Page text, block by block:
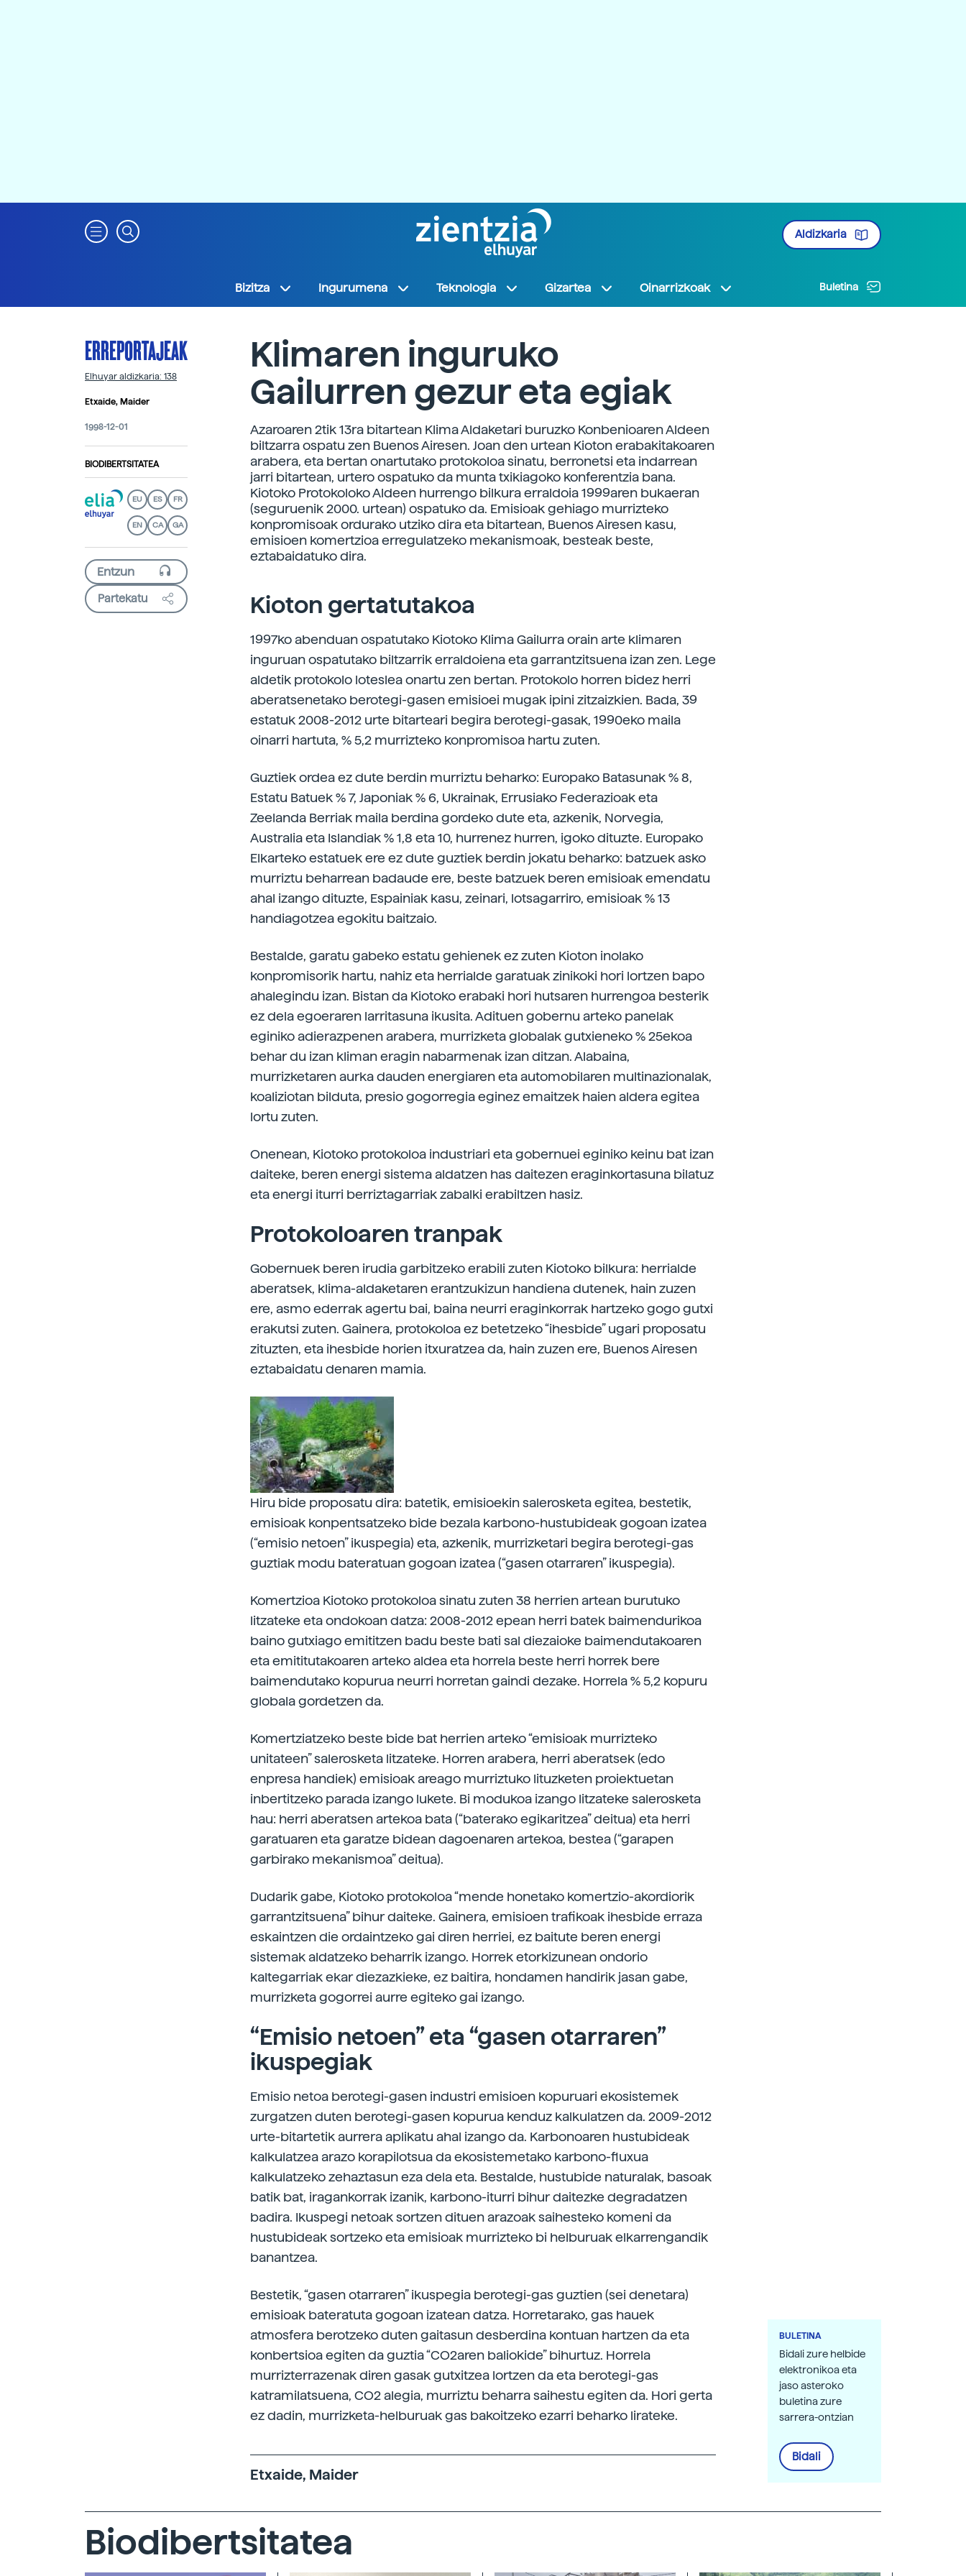
Aldizkaria
Bizitza Ingurumena Teknologia Gizartea Oinarrizkoak Buletina
ERREPORTAJEAK
Elhuyar aldizkaria: 138
Etxaide, Maider
1998-12-01
BIODIBERTSITATEA
EU ES FR
EN CA GA
Partekatu
Klimaren inguruko
Gailurren gezur eta egiak
Azaroaren 2tik 13ra bitartean Klima Aldaketari buruzko Konbenioaren Aldeen
biltzarra ospatu zen Buenos Airesen. Joan den urtean Kioton erabakitakoaren
arabera, eta bertan onartutako protokoloa sinatu, berronetsi eta indarrean
jarri bitartean, urtero ospatuko da munta txikiagoko konferentzia bana.
Kiotoko Protokoloko Aldeen hurrengo bilkura erraldoia 1999aren bukaeran
(seguruenik 2000. urtean) ospatuko da. Emisioak gehiago murrizteko
konpromisoak ordurako utziko dira eta bitartean, Buenos Airesen kasu,
emisioen komertzioa erregulatzeko mekanismoak, besteak beste,
eztabaidatuko dira.
Kioton gertatutakoa
1997ko abenduan ospatutako Kiotoko Klima Gailurra orain arte klimaren
inguruan ospatutako biltzarrik erraldoiena eta garrantzitsuena izan zen. Lege
aldetik protokolo loteslea onartu zen bertan. Protokolo horren bidez herri
aberatsenetako berotegi-gasen emisioei mugak ipini zitzaizkien. Bada, 39
estatuk 2008-2012 urte bitarteari begira berotegi-gasak, 1990eko maila
oinarri hartuta, % 5,2 murrizteko konpromisoa hartu zuten.
Guztiek ordea ez dute berdin murriztu beharko: Europako Batasunak % 8,
Estatu Batuek % 7, Japoniak % 6, Ukrainak, Errusiako Federazioak eta
Zeelanda Berriak maila berdina gordeko dute eta, azkenik, Norvegia,
Australia eta Islandiak % 1,8 eta 10, hurrenez hurren, igoko dituzte. Europako
Elkarteko estatuek ere ez dute guztiek berdin jokatu beharko: batzuek asko
murriztu beharrean badaude ere, beste batzuek beren emisioak emendatu
ahal izango dituzte, Espainiak kasu, zeinari, lotsagarriro, emisioak % 13
handiagotzea egokitu baitzaio.
Bestalde, garatu gabeko estatu gehienek ez zuten Kioton inolako
konpromisorik hartu, nahiz eta herrialde garatuak zinikoki hori lortzen bapo
ahalegindu izan. Bistan da Kiotoko erabaki hori hutsaren hurrengoa besterik
ez dela egoeraren larritasuna ikusita. Adituen gobernu arteko panelak
eginiko adierazpenen arabera, murrizketa globalak gutxieneko % 25ekoa
behar du izan kliman eragin nabarmenak izan ditzan. Alabaina,
murrizketaren aurka dauden energiaren eta automobilaren multinazionalak,
koaliziotan bilduta, presio gogorregia eginez emaitzek haien aldera egitea
lortu zuten.
Onenean, Kiotoko protokoloa industriari eta gobernuei eginiko keinu bat izan
daiteke, beren energi sistema aldatzen has daitezen eraginkortasuna bilatuz
eta energi iturri berriztagarriak zabalki erabiltzen hasiz.
Protokoloaren tranpak
Gobernuek beren irudia garbitzeko erabili zuten Kiotoko bilkura: herrialde
aberatsek, klima-aldaketaren erantzukizun handiena dutenek, hain zuzen
ere, asmo ederrak agertu bai, baina neurri eraginkorrak hartzeko gogo gutxi
erakutsi zuten. Gainera, protokoloa ez betetzeko “ihesbide” ugari proposatu
zituzten, eta ihesbide horien itxuratzea da, hain zuzen ere, Buenos Airesen
eztabaidatu denaren mamia.
Hiru bide proposatu dira: batetik, emisioekin salerosketa egitea, bestetik,
emisioak konpentsatzeko bide bezala karbono-hustubideak gogoan izatea
(“emisio netoen” ikuspegia) eta, azkenik, murrizketari begira berotegi-gas
guztiak modu bateratuan gogoan izatea (“gasen otarraren” ikuspegia).
Komertzioa Kiotoko protokoloa sinatu zuten 38 herrien artean burutuko
litzateke eta ondokoan datza: 2008-2012 epean herri batek baimendurikoa
baino gutxiago emititzen badu beste bati sal diezaioke baimendutakoaren
eta emititutakoaren arteko aldea eta horrela beste herri horrek bere
baimendutako kopurua neurri horretan gaindi dezake. Horrela % 5,2 kopuru
globala gordetzen da.
Komertziatzeko beste bide bat herrien arteko “emisioak murrizteko
unitateen” salerosketa litzateke. Horren arabera, herri aberatsek (edo
enpresa handiek) emisioak areago murriztuko lituzketen proiektuetan
inbertitzeko parada izango lukete. Bi modukoa izango litzateke salerosketa
hau: herri aberatsen artekoa bata (“baterako egikaritzea” deitua) eta herri
garatuaren eta garatze bidean dagoenaren artekoa, bestea (“garapen
garbirako mekanismoa” deitua).
Dudarik gabe, Kiotoko protokoloa “mende honetako komertzio-akordiorik
garrantzitsuena” bihur daiteke. Gainera, emisioen trafikoak ihesbide erraza
eskaintzen die ordaintzeko gai diren herriei, ez baitute beren energi
sistemak aldatzeko beharrik izango. Horrek etorkizunean ondorio
kaltegarriak ekar diezazkieke, ez baitira, hondamen handirik jasan gabe,
murrizketa gogorrei aurre egiteko gai izango.
“Emisio netoen” eta “gasen otarraren”
ikuspegiak
Emisio netoa berotegi-gasen industri emisioen kopuruari ekosistemek
zurgatzen duten berotegi-gasen kopurua kenduz kalkulatzen da. 2009-2012
urte-bitartetik aurrera aplikatu ahal izango da. Karbonoaren hustubideak
kalkulatzea arazo korapilotsua da ekosistemetako karbono-fluxua
kalkulatzeko zehaztasun eza dela eta. Bestalde, hustubide naturalak, basoak
batik bat, iragankorrak izanik, karbono-iturri bihur daitezke degradatzen
badira. Ikuspegi netoak sortzen dituen arazoak saihesteko komeni da
hustubideak sortzeko eta emisioak murrizteko bi helburuak elkarrengandik
banantzea.
Bestetik, “gasen otarraren” ikuspegia berotegi-gas guztien (sei denetara)
emisioak bateratuta gogoan izatean datza. Horretarako, gas hauek
atmosfera berotzeko duten gaitasun desberdina kontuan hartzen da eta
konbertsioa egiten da guztia “CO2aren baliokide” bihurtuz. Horrela
murrizterrazenak diren gasak gutxitzea lortzen da eta berotegi-gas
katramilatsuena, CO2 alegia, murriztu beharra saihestu egiten da. Hori gerta
ez dadin, murrizketa-helburuak gas bakoitzeko ezarri beharko lirateke.
Etxaide, Maider
BULETINA
Bidali zure helbide
elektronikoa eta
jaso asteroko
buletina zure
sarrera-ontzian
Bidali
Biodibertsitatea